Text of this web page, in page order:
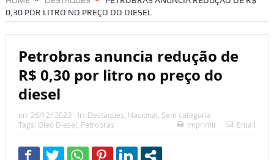
0,30 POR LITRO NO PREÇO DO DIESEL
Petrobras anuncia redução de
R$ 0,30 por litro no preço do
diesel
on: 26/12/ 2023 In: Destaques, Nacional, Sem categoria
Tags: Oleo Diesel, Petrobras Imprimir Email